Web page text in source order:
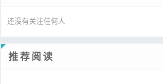
还没有关注任何人
推荐阅读